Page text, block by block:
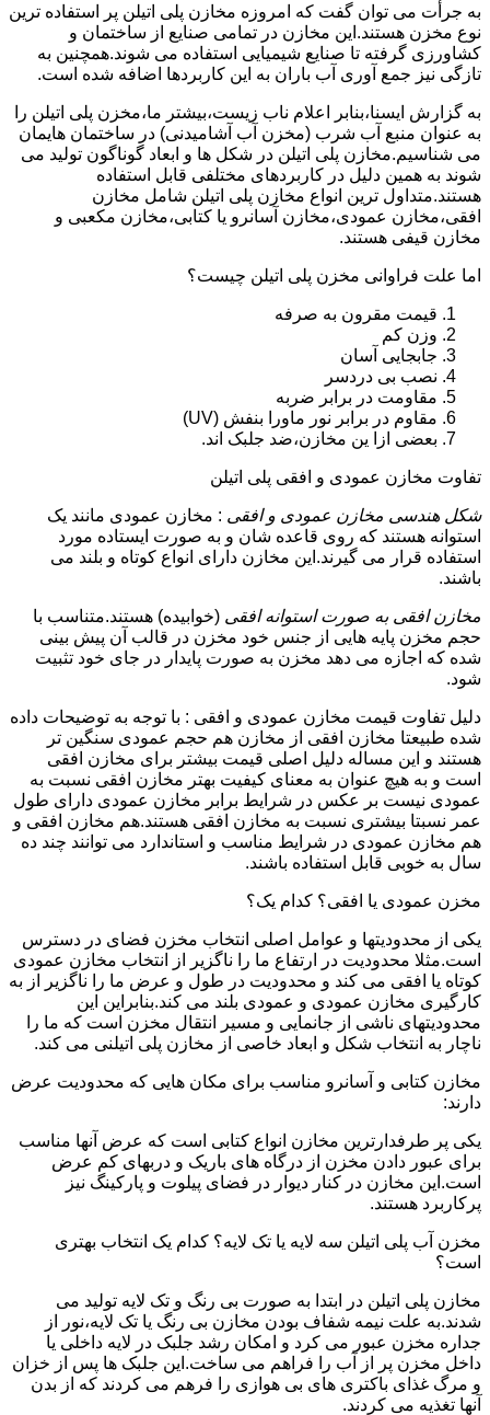
به جرأت می توان گفت که امروزه مخازن پلی اتیلن پر استفاده ترین
نوع مخزن هستند.این مخازن در تمامی صنایع از ساختمان و
کشاورزی گرفته تا صنایع شیمیایی استفاده می شوند.همچنین به
تازگی نیز جمع آوری آب باران به این کاربردها اضافه شده است.
به گزارش ایسنا،بنابر اعلام ناب زیست،بیشتر ما،مخزن پلی اتیلن را
به عنوان منبع آب شرب (مخزن آب آشامیدنی) در ساختمان هایمان
می شناسیم.مخازن پلی اتیلن در شکل ها و ابعاد گوناگون تولید می
شوند به همین دلیل در کاربردهای مختلفی قابل استفاده
هستند.متداول ترین انواع مخازن پلی اتیلن شامل مخازن
افقی،مخازن عمودی،مخازن آسانرو یا کتابی،مخازن مکعبی و
مخازن قیفی هستند.
اما علت فراوانی مخزن پلی اتیلن چیست؟
قیمت مقرون به صرفه
وزن کم
جابجایی آسان
نصب بی دردسر
مقاومت در برابر ضربه
مقاوم در برابر نور ماورا بنفش (UV)
بعضی ازا ین مخازن،ضد جلبک اند.
تفاوت مخازن عمودی و افقی پلی اتیلن
شکل هندسی مخازن عمودی و افقی : مخازن عمودی مانند یک
استوانه هستند که روی قاعده شان و به صورت ایستاده مورد
استفاده قرار می گیرند.این مخازن دارای انواع کوتاه و بلند می
باشند.
مخازن افقی به صورت استوانه افقی (خوابیده) هستند.متناسب با
حجم مخزن پایه هایی از جنس خود مخزن در قالب آن پیش بینی
شده که اجازه می دهد مخزن به صورت پایدار در جای خود تثبیت
شود.
دلیل تفاوت قیمت مخازن عمودی و افقی : با توجه به توضیحات داده
شده طبیعتا مخازن افقی از مخازن هم حجم عمودی سنگین تر
هستند و این مساله دلیل اصلی قیمت بیشتر برای مخازن افقی
است و به هیچ عنوان به معنای کیفیت بهتر مخازن افقی نسبت به
عمودی نیست بر عکس در شرایط برابر مخازن عمودی دارای طول
عمر نسبتا بیشتری نسبت به مخازن افقی هستند.هم مخازن افقی و
هم مخازن عمودی در شرایط مناسب و استاندارد می توانند چند ده
سال به خوبی قابل استفاده باشند.
مخزن عمودی یا افقی؟ کدام یک؟
یکی از محدودیتها و عوامل اصلی انتخاب مخزن فضای در دسترس
است.مثلا محدودیت در ارتفاع ما را ناگزیر از انتخاب مخازن عمودی
کوتاه یا افقی می کند و محدودیت در طول و عرض ما را ناگزیر از به
کارگیری مخازن عمودی و عمودی بلند می کند.بنابراین این
محدودیتهای ناشی از جانمایی و مسیر انتقال مخزن است که ما را
ناچار به انتخاب شکل و ابعاد خاصی از مخازن پلی اتیلنی می کند.
مخازن کتابی و آسانرو مناسب برای مکان هایی که محدودیت عرض
دارند:
یکی پر طرفدارترین مخازن انواع کتابی است که عرض آنها مناسب
برای عبور دادن مخزن از درگاه های باریک و دربهای کم عرض
است.این مخازن در کنار دیوار در فضای پیلوت و پارکینگ نیز
پرکاربرد هستند.
مخزن آب پلی اتیلن سه لایه یا تک لایه؟ کدام یک انتخاب بهتری
است؟
مخازن پلی اتیلن در ابتدا به صورت بی رنگ و تک لایه تولید می
شدند.به علت نیمه شفاف بودن مخازن بی رنگ یا تک لایه،نور از
جداره مخزن عبور می کرد و امکان رشد جلبک در لایه داخلی یا
داخل مخزن پر از آب را فراهم می ساخت.این جلبک ها پس از خزان
و مرگ غذای باکتری های بی هوازی را فرهم می کردند که از بدن
آنها تغذیه می کردند.